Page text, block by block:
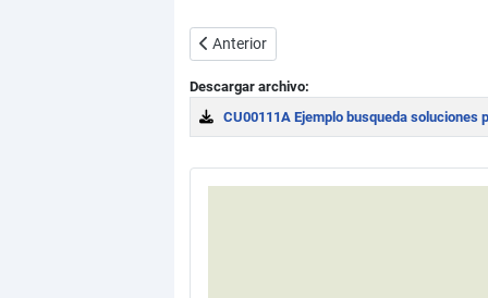
Artículo anterior: Condicionantes y
Anterior
Descargar archivo:
CU00111A Ejemplo busqueda